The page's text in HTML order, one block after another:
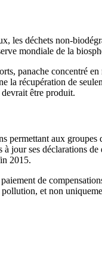
les déchets non-
mondiale de la
panache concentré
la récupération de
être produit.
aux groupes
jour ses déclarations
2015.
de
et non